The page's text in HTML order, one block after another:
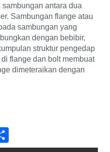
antara dua
Sambungan flange atau
sambungan yang
dengan bebibir,
struktur pengedap
flange dan bolt membuat
dimeteraikan dengan